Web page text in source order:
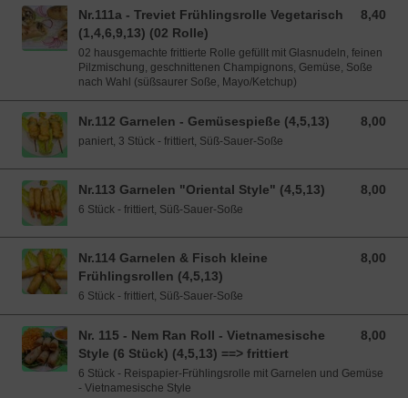
Nr.111a - Treviet Frühlingsrolle Vegetarisch
(1,4,6,9,13) (02 Rolle)
8,40
8,40 EUR
02 hausgemachte frittierte Rolle gefüllt mit Glasnudeln, feinen
Pilzmischung, geschnittenen Champignons, Gemüse, Soße
nach Wahl (süßsaurer Soße, Mayo/Ketchup)
Nr.112 Garnelen - Gemüsespieße (4,5,13) 8,00
8,00 EUR
paniert, 3 Stück - frittiert, Süß-Sauer-Soße
Nr.113 Garnelen "Oriental Style" (4,5,13) 8,00
8,00 EUR
6 Stück - frittiert, Süß-Sauer-Soße
Nr.114 Garnelen & Fisch kleine
Frühlingsrollen (4,5,13)
8,00
8,00 EUR
6 Stück - frittiert, Süß-Sauer-Soße
Nr. 115 - Nem Ran Roll - Vietnamesische
Style (6 Stück) (4,5,13) ==> frittiert
8,00
8,00 EUR
6 Stück - Reispapier-Frühlingsrolle mit Garnelen und Gemüse
- Vietnamesische Style